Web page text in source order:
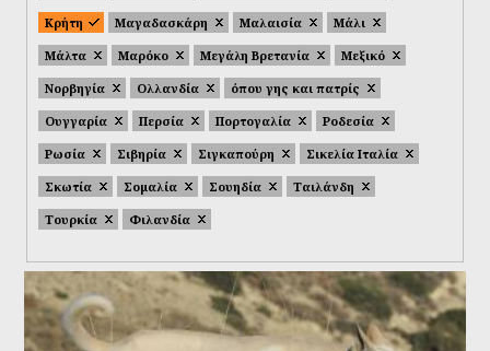
Κρήτη
Μαγαδασκάρη Μαλαισία
Μάλι
Μάλτα
Μαρόκο Μεγάλη Βρετανία
Μεξικό
Νορβηγία
Ολλανδία
όπου γης και πατρίς
Ουγγαρία
Περσία Πορτογαλία
Ροδεσία
Ρωσία
Σιβηρία Σιγκαπούρη
Σικελία Ιταλία
Σκωτία
Σομαλία Σουηδία
Ταιλάνδη
Τουρκία
Φιλανδία